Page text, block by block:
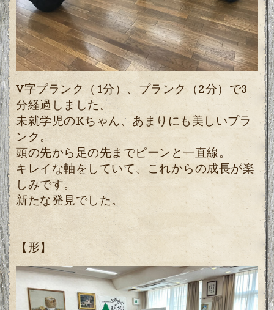
V字プランク（1分）、プランク（2分）で3
分経過しました。
未就学児のKちゃん、あまりにも美しいプラ
ンク。
頭の先から足の先までピーンと一直線。
キレイな軸をしていて、これからの成長が楽
しみです。
新たな発見でした。
【形】